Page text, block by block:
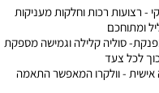
- רצועות רכות וחלקות מעניקות
ומתוחכם
סוליה קלילה וגמישה מספקת
לכל צעד
- וולקרו המאפשר התאמה